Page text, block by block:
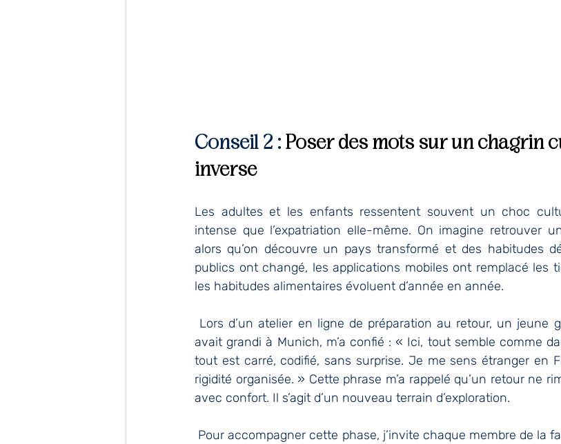
Conseil 2 : Poser des mots sur un chagrin
inverse
Les adultes et les enfants ressentent souvent un choc
intense que l’expatriation elle-même. On imagine retrouver
alors qu’on découvre un pays transformé et des habitudes
publics ont changé, les applications mobiles ont remplacé les
les habitudes alimentaires évoluent d’année en année.
Lors d’un atelier en ligne de préparation au retour, un jeune
avait grandi à Munich, m’a confié : « Ici, tout semble comme
tout est carré, codifié, sans surprise. Je me sens étranger en
rigidité organisée. » Cette phrase m’a rappelé qu’un retour ne
avec confort. Il s’agit d’un nouveau terrain d’exploration.
Pour accompagner cette phase, j’invite chaque membre de la